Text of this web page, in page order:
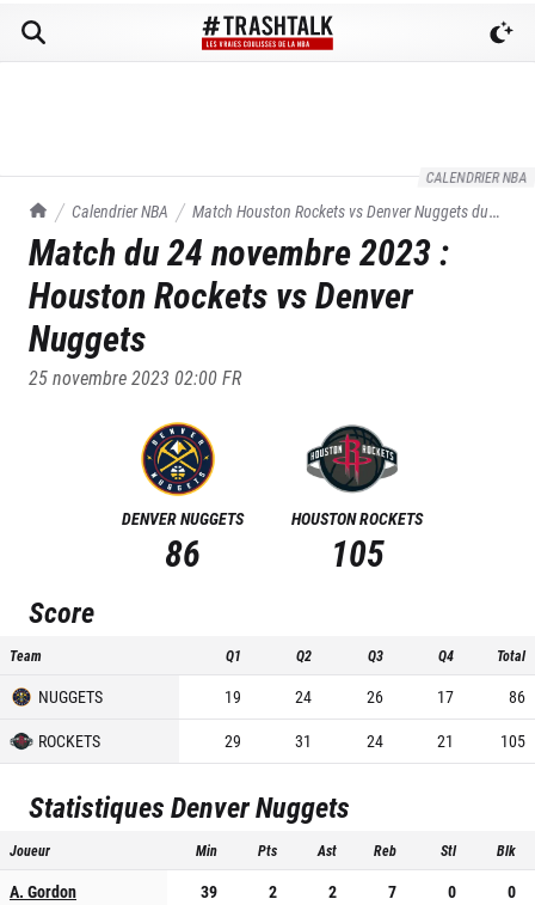
CALENDRIER NBA
TrashTalk Actu NBA
Calendrier NBA Match Houston Rockets vsDenver Nuggetsdu
24/11/2023
Match du24 novembre 2023:
Houston Rockets vsDenver
Nuggets
25 novembre 2023 02:00FR
DENVER NUGGETS
86
HOUSTON ROCKETS
105
Score
Team Q1 Q2 Q3 Q4 Total
NUGGETS 19 24 26 17
86
ROCKETS
29 31 24 21 105
StatistiquesDenver Nuggets
Joueur Min Pts Ast Reb Stl Blk
A. Gordon 39 2 2 7 0
0